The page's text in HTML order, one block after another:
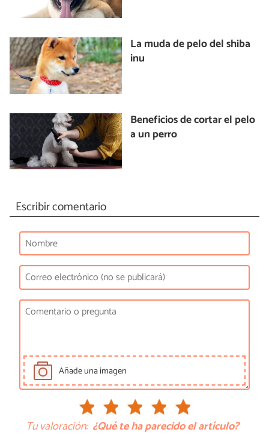
La muda de pelo del shiba
inu
Beneficios de cortar el pelo
a un perro
Escribir comentario
Añade una imagen
Tu valoración: ¿Qué te ha parecido el artículo?